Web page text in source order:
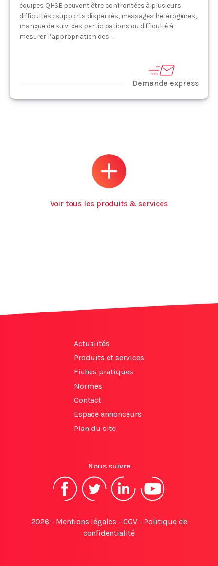
équipes QHSE peuvent être confrontées à plusieurs
difficultés : supports dispersés, messages hétérogènes,
manque de suivi des participations ou difficulté à
mesurer l’appropriation des ...
Demande express
Voir tous les produits & services
Actualités
Produits et services
Fiches pratiques
Normes
Contact
Espace annonceurs
Plan du site
Nous suivre
2026 - Mentions légales - CGV- Politique de
confidentialité